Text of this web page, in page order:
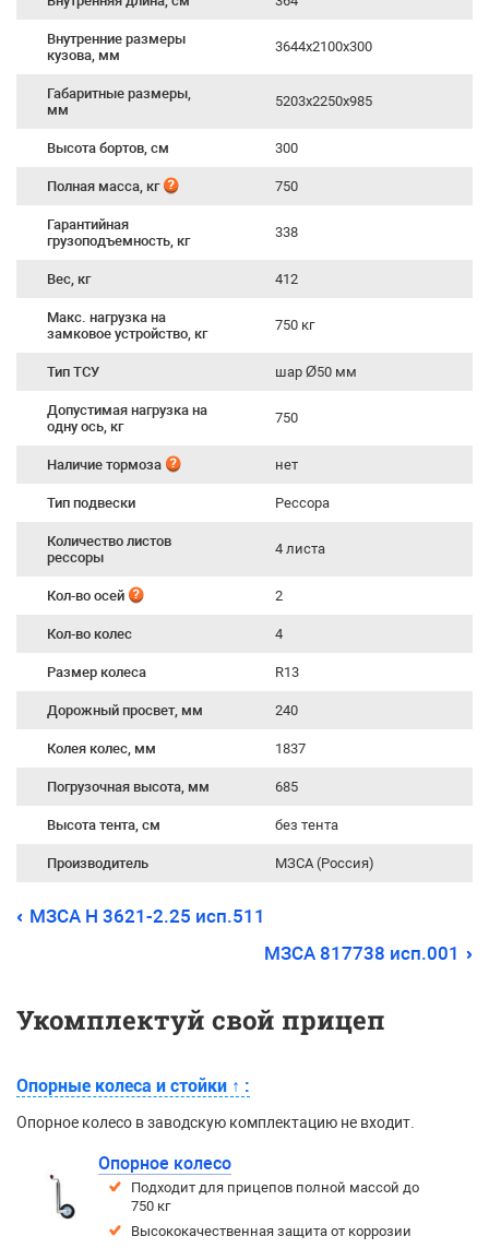
Внутренние размеры
кузова, мм
3644х2100х300
Габаритные размеры,
мм
5203х2250х985
Высота бортов, см 300
Полная масса, кг 750
Гарантийная
грузоподъемность, кг
338
Вес, кг 412
Макс. нагрузка на
замковое устройство, кг
750 кг
Тип ТСУ шар Ø50 мм
Допустимая нагрузка на
одну ось, кг
750
Наличие тормоза нет
Тип подвески Рессора
Количество листов
рессоры
4 листа
Кол-во осей 2
Кол-во колес 4
Размер колеса R13
Дорожный просвет, мм 240
Колея колес, мм 1837
Погрузочная высота, мм 685
Высота тента, см без тента
Производитель МЗСА (Россия)
МЗСА H 3621-2.25 исп.511
МЗСА 817738 исп.001
Укомплектуй свой прицеп
Опорные колеса и стойки ↑ :
Опорное колесо в заводскую комплектацию не входит.
Опорное колесо
Подходит для прицепов полной массой до
750 кг
Высококачественная защита от коррозии